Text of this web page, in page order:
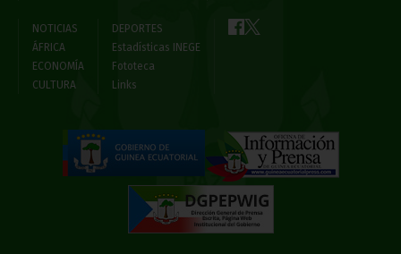
NOTICIAS
ÁFRICA
ECONOMÍA
CULTURA
DEPORTES
Estadísticas INEGE
Fototeca
Links